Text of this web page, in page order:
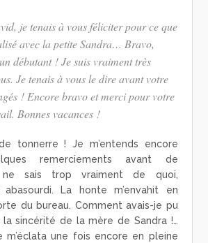
je tenais à vous féliciter pour ce que
avec la petite Sandra… Bravo,
débutant ! Je suis vraiment très
Je tenais à vous le dire avant votre
! Encore bravo et merci pour votre
Bonnes vacances !
tonnerre ! Je m’entends encore
remerciements avant de
ne sais trop vraiment de quoi,
La honte m’envahit en
du bureau. Comment avais-je pu
sincérité de la mère de Sandra !…
m’éclata une fois encore en pleine